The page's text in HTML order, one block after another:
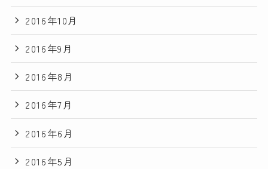
2016年10月
2016年9月
2016年8月
2016年7月
2016年6月
2016年5月